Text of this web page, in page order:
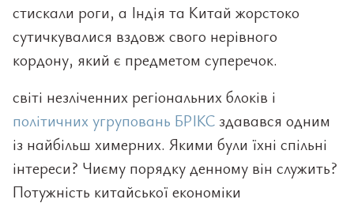
стискали роги, а Індія та Китай жорстоко
сутичкувалися вздовж свого нерівного
кордону, який є предметом суперечок.
світі незліченних регіональних блоків і
політичних угруповань БРІКС здавався одним
із найбільш химерних. Якими були їхні спільні
інтереси? Чиєму порядку денному він служить?
Потужність китайської економіки